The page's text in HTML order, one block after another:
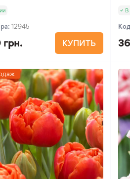
12945
КУПИТЬ
В